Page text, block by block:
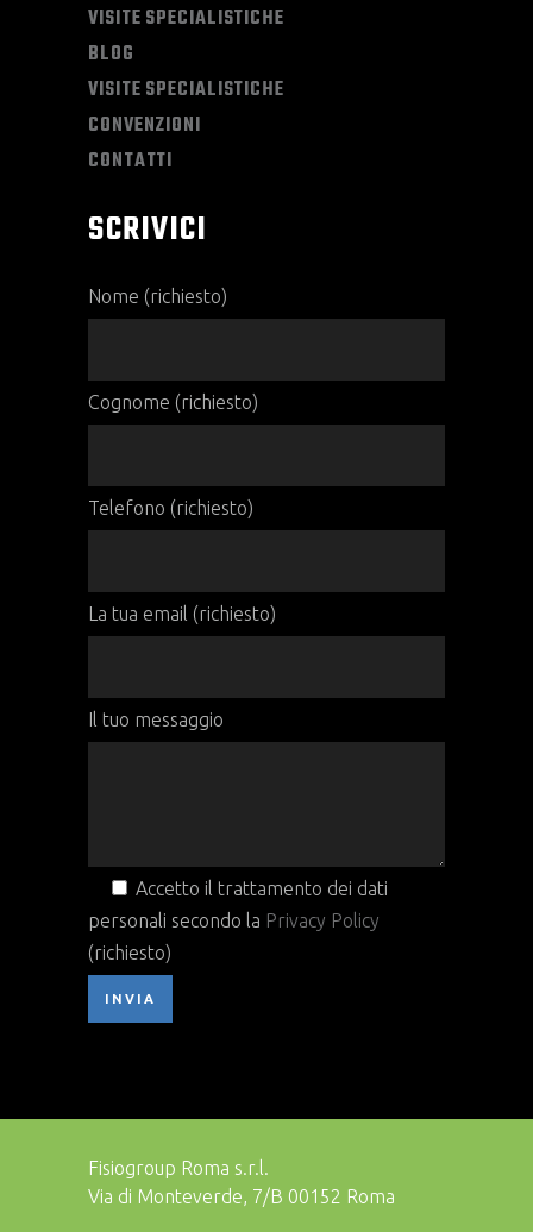
VISITE SPECIALISTICHE
BLOG
VISITE SPECIALISTICHE
CONVENZIONI
CONTATTI
SCRIVICI
Nome (richiesto)
Cognome (richiesto)
Telefono (richiesto)
La tua email (richiesto)
Il tuo messaggio
Accetto il trattamento dei dati
personali secondo la Privacy Policy
(richiesto)
Fisiogroup Roma s.r.l.
Via di Monteverde, 7/B 00152 Roma